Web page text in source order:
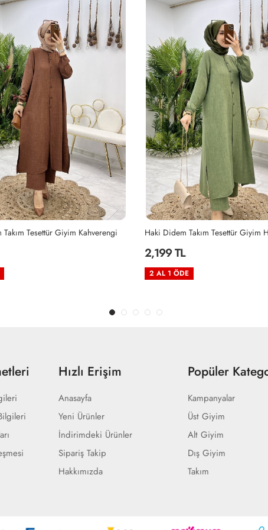
Tesettür Giyim Haki Siyah Didem Takım Tesettür Giyim
2,199 TL
2 AL 1 ÖDE
Hızlı Erişim
Anasayfa
Yeni Ürünler
İndirimdeki Ürünler
Sipariş Takip
Hakkımızda
Popüler
Kampanyalar
Üst Giyim
Alt Giyim
Dış Giyim
Takım